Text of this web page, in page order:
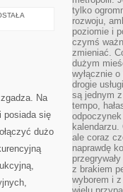
Na
posiada się
dużo
tylko
rozwoju,
poziomie i
czymś
zmieniać.
dużym
wyłącznie
drogie
są jednym
tempo,
ale coraz
naprawdę
z brakiem
wyborem i